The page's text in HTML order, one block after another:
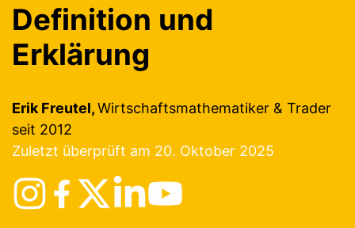
Definition und
Erklärung
Erik Freutel,Wirtschaftsmathematiker & Trader
seit 2012
Zuletzt überprüft am 20. Oktober 2025